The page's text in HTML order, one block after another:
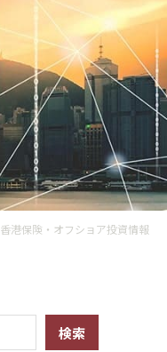
港保険・オフショア投資情報